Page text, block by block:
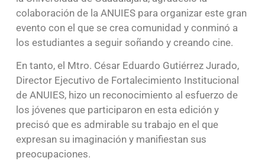
colaboración de la ANUIES para organizar este gran
evento con el que se crea comunidad y conminó a
los estudiantes a seguir soñando y creando cine.
En tanto, el Mtro. César Eduardo Gutiérrez Jurado,
Director Ejecutivo de Fortalecimiento Institucional
de ANUIES, hizo un reconocimiento al esfuerzo de
los jóvenes que participaron en esta edición y
precisó que es admirable su trabajo en el que
expresan su imaginación y manifiestan sus
preocupaciones.